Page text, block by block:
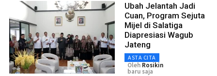
Ubah Jelantah Jadi
Cuan, Program Sejuta
Mijel di Salatiga
Diapresiasi Wagub
Jateng
ASTA CITA
Oleh Rosikin
baru saja